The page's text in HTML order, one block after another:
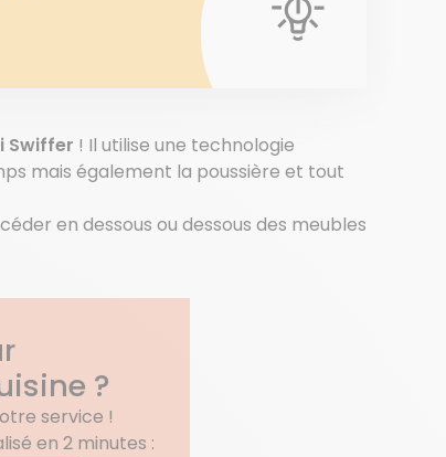
Swiffer ! Il utilise une technologie
mais également la poussière et tout
en dessous ou dessous des meubles
?
service !
en 2 minutes :